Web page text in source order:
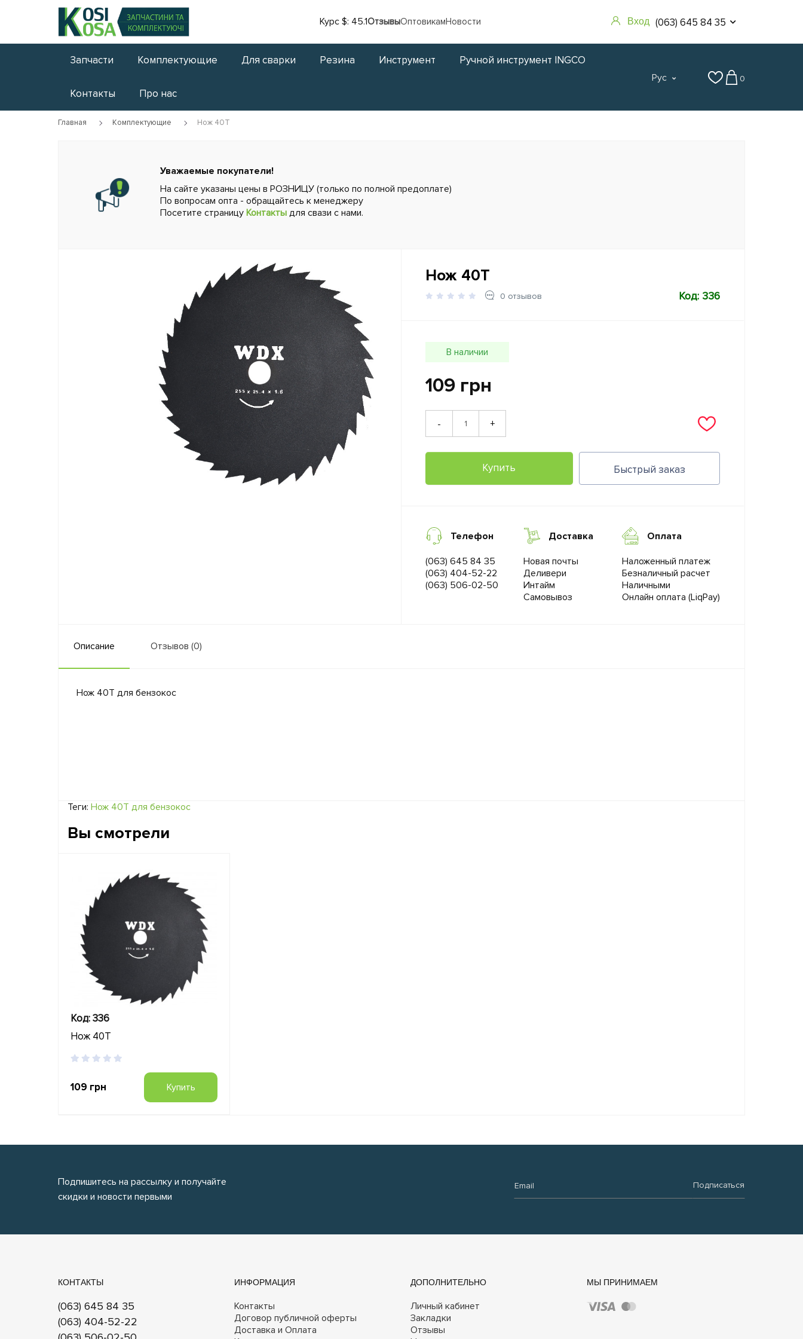
Курс $: 45.1ОтзывыОптовикамНовости Вход (063) 645 84 35
Запчасти Комплектующие Для сварки Резина Инструмент Ручной инструмент INGCO
Контакты Про нас
Рус 0
Главная Комплектующие Нож 40Т
Уважаемые покупатели!
На сайте указаны цены в РОЗНИЦУ (только по полной предоплате)
По вопросам опта - обращайтесь к менеджеру
Посетите страницу Контакты для свази с нами.
Нож 40Т
0 отзывов Код: 336
В наличии
109 грн
- +
Купить Быстрый заказ
Телефон
(063) 645 84 35
(063) 404-52-22
(063) 506-02-50
Доставка
Новая почты
Деливери
Интайм
Самовывоз
Оплата
Наложенный платеж
Безналичный расчет
Наличными
Онлайн оплата (LiqPay)
Описание Отзывов (0)
Нож 40Т для бензокос
Теги: Нож 40Т для бензокос
Вы смотрели
Код: 336
Нож 40Т
109 грн Купить
Подпишитесь на рассылку и получайте
скидки и новости первыми
Подписаться
КОНТАКТЫ
(063) 645 84 35
(063) 404-52-22
ИНФОРМАЦИЯ
Контакты
Договор публичной оферты
Доставка и Оплата
ДОПОЛНИТЕЛЬНО
Личный кабинет
Закладки
Отзывы
МЫ ПРИНИМАЕМ